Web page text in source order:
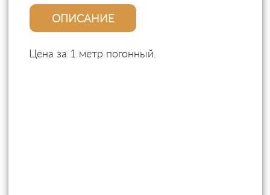
ОПИСАНИЕ
Цена за 1 метр погонный.